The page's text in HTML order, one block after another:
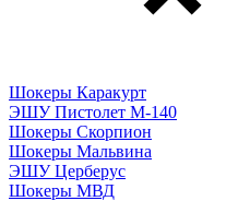
Шокеры Каракурт
ЭШУ Пистолет М-140
Шокеры Скорпион
Шокеры Мальвина
ЭШУ Церберус
Шокеры МВД